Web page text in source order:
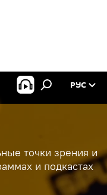
РУС
точки зрения и
и подкастах